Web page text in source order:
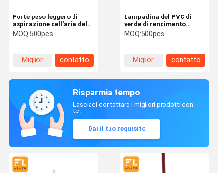
Forte peso leggero di
aspirazione dell'aria della
lampadina elasticità non
tossica della pompa di
MOQ:500pcs
Miglior
contatto
Lampadina del PVC di
verde di rendimento
elevato, corredo manuale
di pressione sanguigna di
MOQ:500pcs
Miglior
contatto
Risparmia tempo
Lasciaci contattare i migliori prodotti con
te.
Dai il tuo requisito